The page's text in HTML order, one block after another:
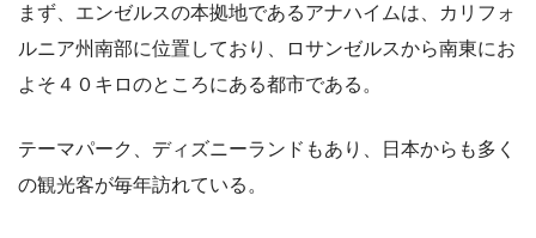
まず、エンゼルスの本拠地であるアナハイムは、カリフォ
ルニア州南部に位置しており、ロサンゼルスから南東にお
よそ４０キロのところにある都市である。
テーマパーク、ディズニーランドもあり、日本からも多く
の観光客が毎年訪れている。